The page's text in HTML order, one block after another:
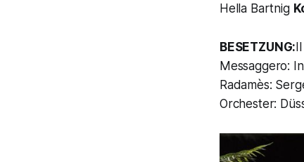
Hella Bartnig
BESETZUNG:
Messaggero:
Radamès:
Orchester: